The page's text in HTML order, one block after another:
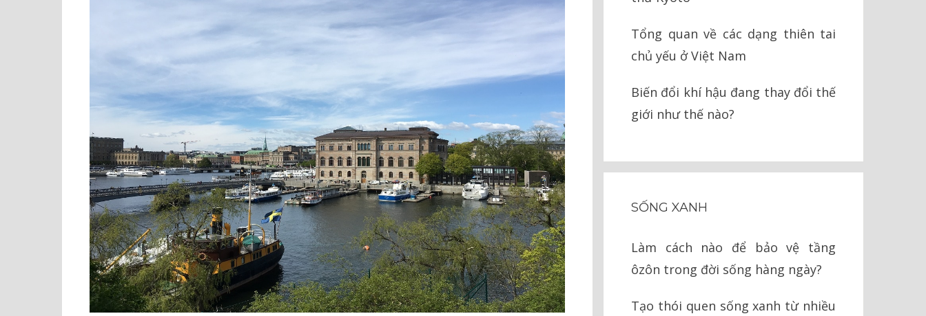
Tổng quan về các dạng thiên tai
chủ yếu ở Việt Nam
Biến đổi khí hậu đang thay đổi thế
giới như thế nào?
SỐNG XANH
Làm cách nào để bảo vệ tầng
ôzôn trong đời sống hàng ngày?
Tạo thói quen sống xanh từ nhiều